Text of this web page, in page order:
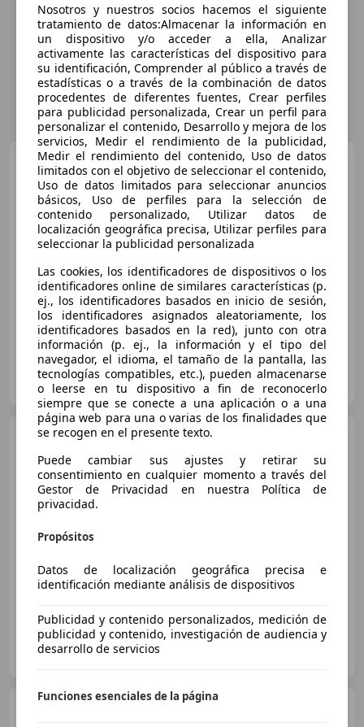
Mercedes-Benz E 220
Coupé d
€ 32.390 1
01/2022 137.000 km Diésel 143 kW (194 CV)
FLEXICAR MÁLAGA.
ES-29004 MALAGA
Mercedes-Benz E 220
08/2022 47.800 km Diésel 143 kW (194 CV)
Jmj Sport Cars
ES-18194 CHURRIANA DE LA VEGA,
Mercedes-Benz E 220
Nosotros y nuestros socios hacemos el siguiente
tratamiento de datos:Almacenar la información en
un dispositivo y/o acceder a ella, Analizar
activamente las características del dispositivo para
su identificación, Comprender al público a través de
estadísticas o a través de la combinación de datos
procedentes de diferentes fuentes, Crear perfiles
para publicidad personalizada, Crear un perfil para
personalizar el contenido, Desarrollo y mejora de los
servicios, Medir el rendimiento de la publicidad,
Medir el rendimiento del contenido, Uso de datos
limitados con el objetivo de seleccionar el contenido,
Uso de datos limitados para seleccionar anuncios
básicos, Uso de perfiles para la selección de
contenido personalizado, Utilizar datos de
localización geográfica precisa, Utilizar perfiles para
seleccionar la publicidad personalizada
Las cookies, los identificadores de dispositivos o los
identificadores online de similares características (p.
ej., los identificadores basados en inicio de sesión,
los identificadores asignados aleatoriamente, los
identificadores basados en la red), junto con otra
información (p. ej., la información y el tipo del
navegador, el idioma, el tamaño de la pantalla, las
tecnologías compatibles, etc.), pueden almacenarse
o leerse en tu dispositivo a fin de reconocerlo
siempre que se conecte a una aplicación o a una
página web para una o varias de los finalidades que
se recogen en el presente texto.
Puede cambiar sus ajustes y retirar su
consentimiento en cualquier momento a través del
Gestor de Privacidad en nuestra Política de
privacidad.
Propósitos
Datos de localización geográfica precisa e
identificación mediante análisis de dispositivos
Publicidad y contenido personalizados, medición de
publicidad y contenido, investigación de audiencia y
desarrollo de servicios
Funciones esenciales de la página